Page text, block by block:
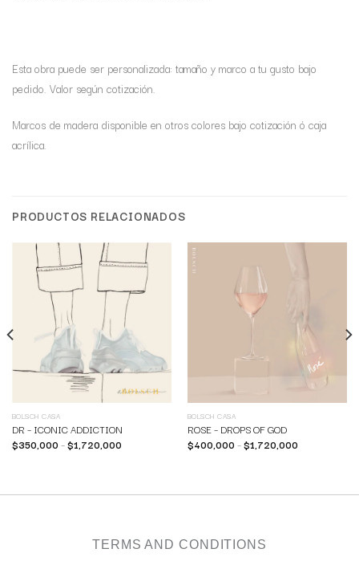
Esta obra puede ser personalizada: tamaño y marco a tu gusto bajo
pedido. Valor según cotización.
Marcos de madera disponible en otros colores bajo cotización ó caja
acrílica.
PRODUCTOS RELACIONADOS
BOLSCH CASA
DR – ICONIC ADDICTION
$350,000 –$1,720,000
BOLSCH CASA
ROSE – DROPS OF GOD
$400,000 –$1,720,000
TERMS AND CONDITIONS